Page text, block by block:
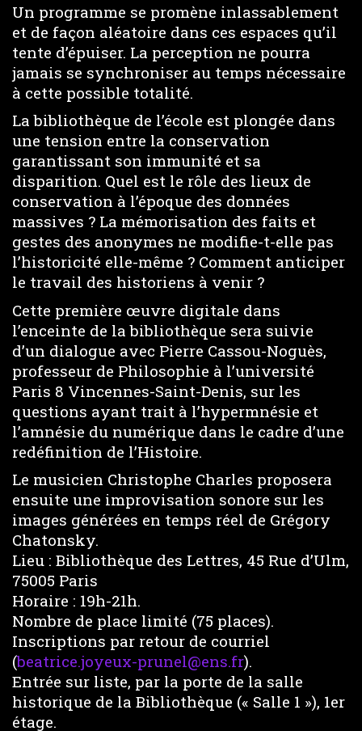
Un programme se promène inlassablement
et de façon aléatoire dans ces espaces qu’il
tente d’épuiser. La perception ne pourra
jamais se synchroniser au temps nécessaire
à cette possible totalité.
La bibliothèque de l’école est plongée dans
une tension entre la conservation
garantissant son immunité et sa
disparition. Quel est le rôle des lieux de
conservation à l’époque des données
massives ? La mémorisation des faits et
gestes des anonymes ne modifie-t-elle pas
l’historicité elle-même ? Comment anticiper
le travail des historiens à venir ?
Cette première œuvre digitale dans
l’enceinte de la bibliothèque sera suivie
d’un dialogue avec Pierre Cassou-Noguès,
professeur de Philosophie à l’université
Paris 8 Vincennes-Saint-Denis, sur les
questions ayant trait à l’hypermnésie et
l’amnésie du numérique dans le cadre d’une
redéfinition de l’Histoire.
Le musicien Christophe Charles proposera
ensuite une improvisation sonore sur les
images générées en temps réel de Grégory
Chatonsky.
Lieu : Bibliothèque des Lettres, 45 Rue d’Ulm,
75005 Paris
Horaire : 19h-21h.
Nombre de place limité (75 places).
Inscriptions par retour de courriel
(beatrice.joyeux-prunel@ens.fr).
Entrée sur liste, par la porte de la salle
historique de la Bibliothèque (« Salle 1 »), 1er
étage.